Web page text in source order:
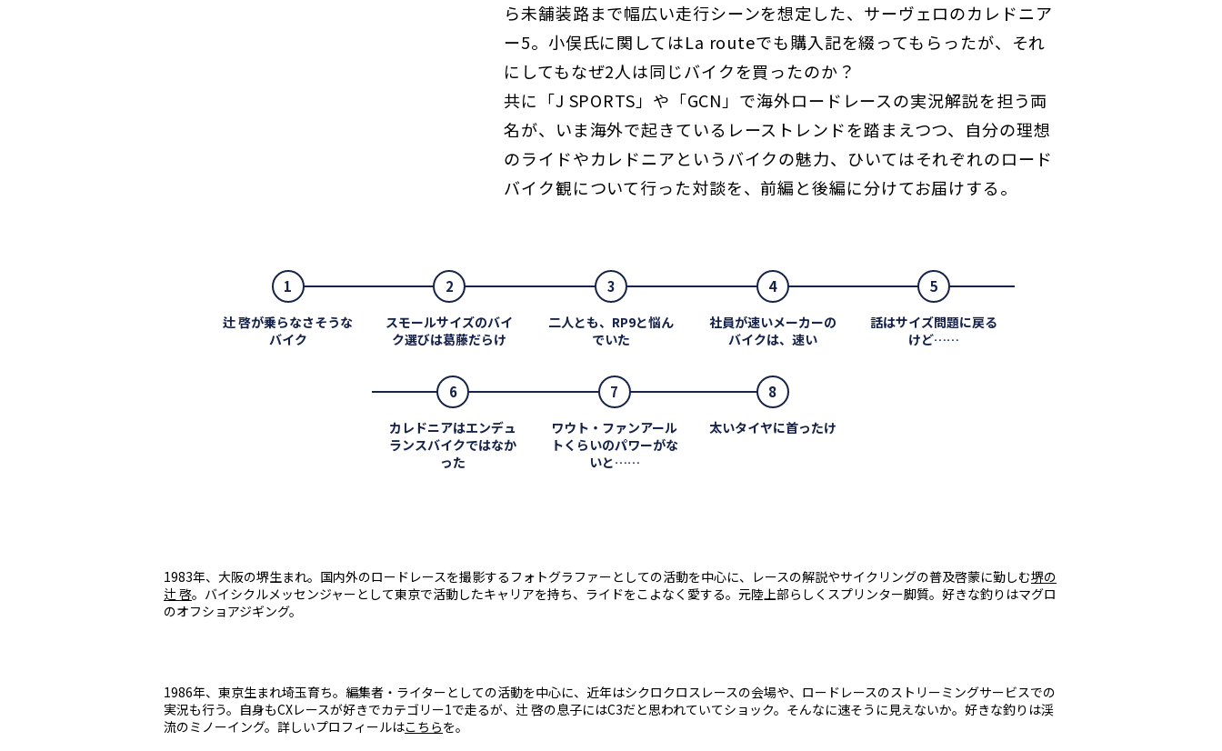
ら未舗装路まで幅広い走行シーンを想定した、サーヴェロのカレドニア
ー5。小俣氏に関してはLa routeでも購入記を綴ってもらったが、それ
にしてもなぜ2人は同じバイクを買ったのか？
共に「J SPORTS」や「GCN」で海外ロードレースの実況解説を担う両
名が、いま海外で起きているレーストレンドを踏まえつつ、自分の理想
のライドやカレドニアというバイクの魅力、ひいてはそれぞれのロード
バイク観について行った対談を、前編と後編に分けてお届けする。
1
辻 啓が乗らなさそうな
バイク
2
スモールサイズのバイ
ク選びは葛藤だらけ
3
二人とも、RP9と悩ん
でいた
4
社員が速いメーカーの
バイクは、速い
5
話はサイズ問題に戻る
けど……
6
カレドニアはエンデュ
ランスバイクではなか
った
7
ワウト・ファンアール
トくらいのパワーがな
いと……
8
太いタイヤに首ったけ
1983年、大阪の堺生まれ。国内外のロードレースを撮影するフォトグラファーとしての活動を中心に、レースの解説やサイクリングの普及啓蒙に勤しむ堺の
辻 啓。バイシクルメッセンジャーとして東京で活動したキャリアを持ち、ライドをこよなく愛する。元陸上部らしくスプリンター脚質。好きな釣りはマグロ
のオフショアジギング。
1986年、東京生まれ埼玉育ち。編集者・ライターとしての活動を中心に、近年はシクロクロスレースの会場や、ロードレースのストリーミングサービスでの
実況も行う。自身もCXレースが好きでカテゴリー1で走るが、辻 啓の息子にはC3だと思われていてショック。そんなに速そうに見えないか。好きな釣りは渓
流のミノーイング。詳しいプロフィールはこちらを。